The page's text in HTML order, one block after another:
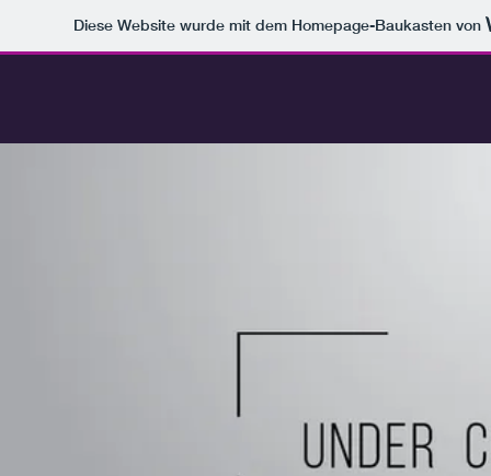
Diese Website wurde mit dem Homepage-Baukasten von